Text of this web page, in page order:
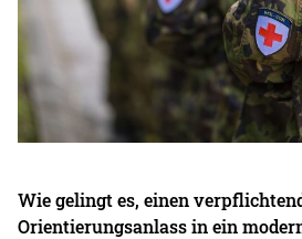
Wie gelingt es, einen
Orientierungsanlass in ein